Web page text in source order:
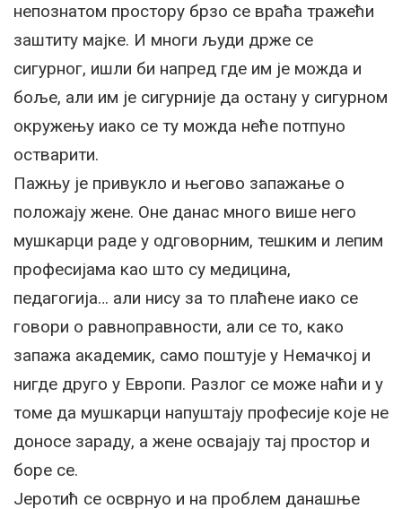
непознатом простору брзо се враћа тражећи
заштиту мајке. И многи људи држе се
сигурног, ишли би напред где им је можда и
боље, али им је сигурније да остану у сигурном
окружењу иако се ту можда неће потпуно
остварити.
Пажњу је привукло и његово запажање о
положају жене. Оне данас много више него
мушкарци раде у одговорним, тешким и лепим
професијама као што су медицина,
педагогија… али нису за то плаћене иако се
говори о равноправности, али се то, како
запажа академик, само поштује у Немачкој и
нигде друго у Европи. Разлог се може наћи и у
томе да мушкарци напуштају професије које не
доносе зараду, а жене освајају тај простор и
боре се.
Јеротић се осврнуо и на проблем данашње